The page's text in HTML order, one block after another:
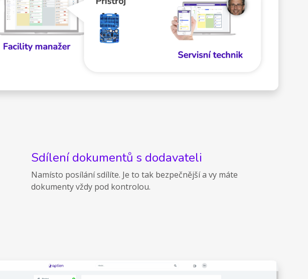
Sdílení dokumentů s dodavateli
Namísto posílání sdílíte. Je to tak bezpečnější a vy máte
dokumenty vždy pod kontrolou.